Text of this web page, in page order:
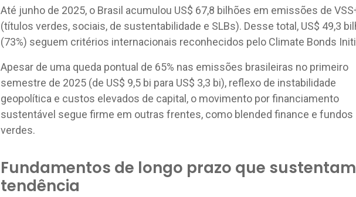
Até junho de 2025, o Brasil acumulou US$ 67,8 bilhões em emissões de
(títulos verdes, sociais, de sustentabilidade e SLBs). Desse total, US$ 49,3
(73%) seguem critérios internacionais reconhecidos pelo Climate Bonds
Apesar de uma queda pontual de 65% nas emissões brasileiras no primeiro
semestre de 2025 (de US$ 9,5 bi para US$ 3,3 bi), reflexo de instabilidade
geopolítica e custos elevados de capital, o movimento por financiamento
sustentável segue firme em outras frentes, como blended finance e fundos
verdes.
Fundamentos de longo prazo que
tendência